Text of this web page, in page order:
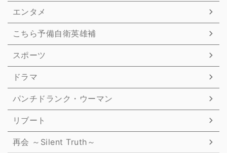
エンタメ
こちら予備自衛英雄補
スポーツ
ドラマ
パンチドランク・ウーマン
リブート
再会 ～Silent Truth～